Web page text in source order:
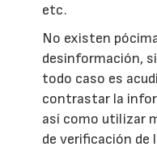
etc.
No existen
desinformación,
todo caso es
contrastar la
así como utilizar
de verificación de